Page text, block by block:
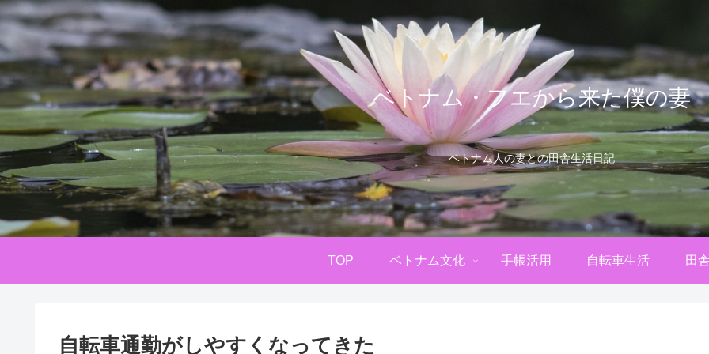
ベトナム・フエから来た僕の妻
ベトナム人の妻との田舎生活日記
TOP ベトナム文化 手帳活用 自転車生活 田
自転車通勤がしやすくなってきた